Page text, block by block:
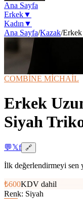
Ana Sayfa
Erkek▼
Kadın ▼
Ana Sayfa/Kazak/
‹ › /
📦 Kargo Bedava
COMBİNE MİCHAİL
Erkek
Siyah
💬𝕏f 🔗
İlk değerlendirmeyi sen
₺600KDV dahil
Renk: Siyah